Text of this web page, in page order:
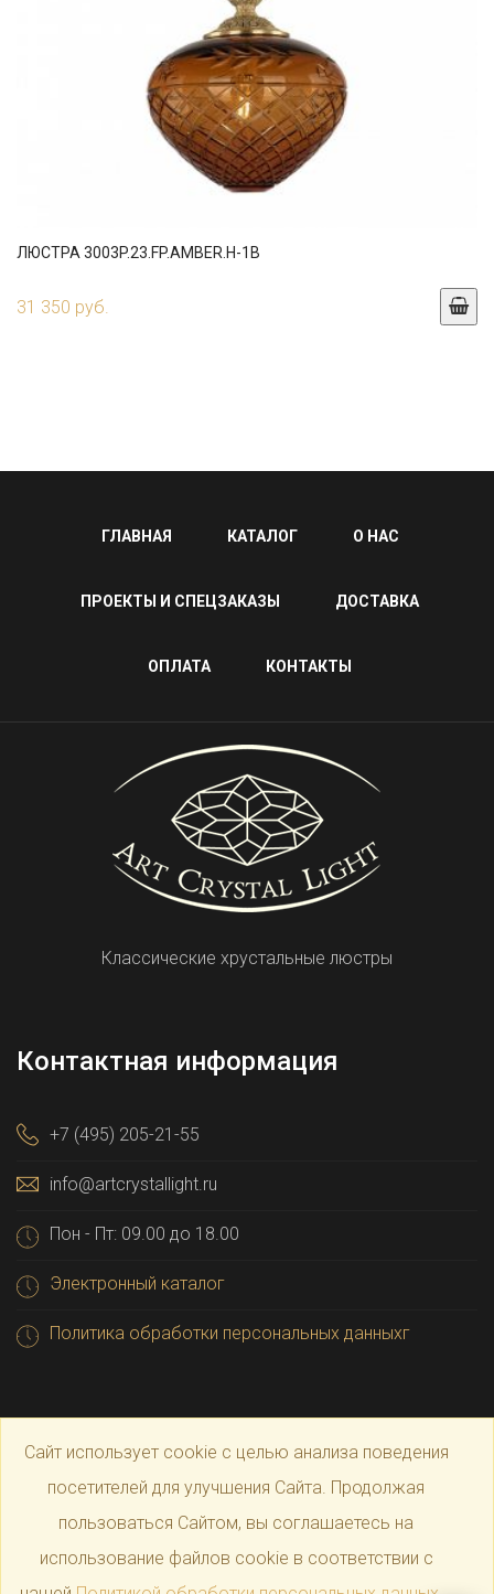
ЛЮСТРА 3003P.23.FP.AMBER.H-1B
31 350 руб.
ГЛАВНАЯ КАТАЛОГ О НАС
ПРОЕКТЫ И СПЕЦЗАКАЗЫ ДОСТАВКА
ОПЛАТА КОНТАКТЫ
Классические хрустальные люстры
Контактная информация
+7 (495) 205-21-55
info@artcrystallight.ru
Пон - Пт: 09.00 до 18.00
Электронный каталог
Политика обработки персональных данныхг
Сайт использует cookie с целью анализа поведения
посетителей для улучшения Сайта. Продолжая
пользоваться Сайтом, вы соглашаетесь на
использование файлов cookie в соответствии с